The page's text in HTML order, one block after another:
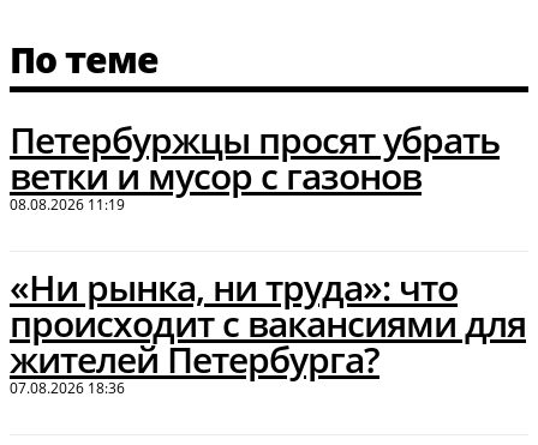
По теме
Петербуржцы просят убрать
ветки и мусор с газонов
08.08.2026 11:19
«Ни рынка, ни труда»: что
происходит с вакансиями для
жителей Петербурга?
07.08.2026 18:36